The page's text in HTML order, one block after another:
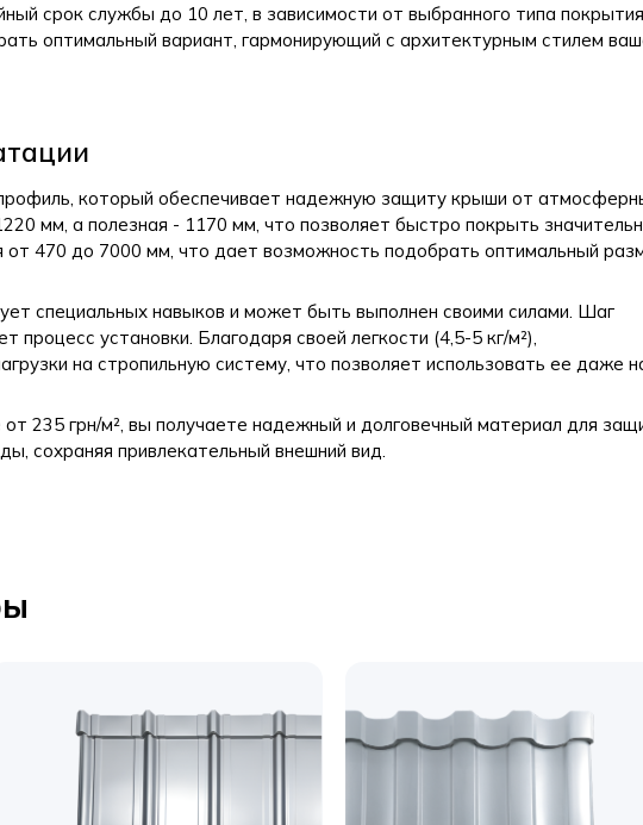
срок службы до 10 лет, в зависимости от выбранного типа
оптимальный вариант, гармонирующий с архитектурным стилем
который обеспечивает надежную защиту крыши от
мм, а полезная - 1170 мм, что позволяет быстро покрыть
от 470 до 7000 мм, что дает возможность подобрать оптимальный
специальных навыков и может быть выполнен своими силами. Шаг
установки. Благодаря своей легкости (4,5-5 кг/м²),
на стропильную систему, что позволяет использовать ее даже
235 грн/м², вы получаете надежный и долговечный материал для
сохраняя привлекательный внешний вид.
Отправить